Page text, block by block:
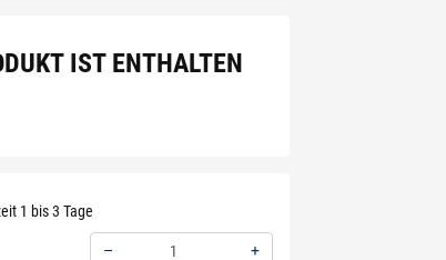
IST ENTHALTEN
1 bis 3 Tage
–
+